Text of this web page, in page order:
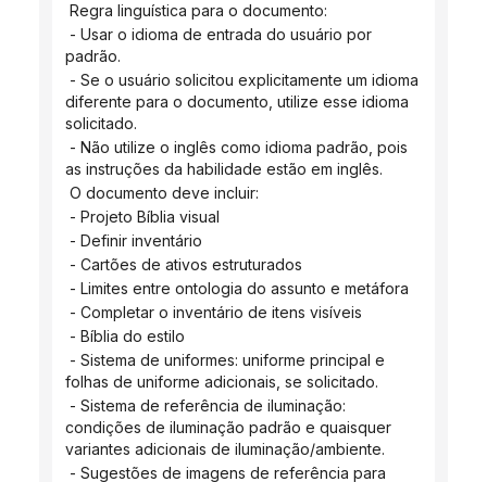
Regra linguística para o documento:
padrão.
diferente para o documento, utilize esse idioma
solicitado.
as instruções da habilidade estão em inglês.
O documento deve incluir:
- Projeto Bíblia visual
- Definir inventário
- Cartões de ativos estruturados
- Limites entre ontologia do assunto e metáfora
- Completar o inventário de itens visíveis
- Bíblia do estilo
folhas de uniforme adicionais, se solicitado.
condições de iluminação padrão e quaisquer
variantes adicionais de iluminação/ambiente.